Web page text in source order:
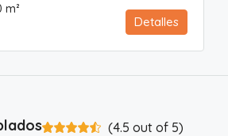
m²
Detalles
(4.5 out of 5)